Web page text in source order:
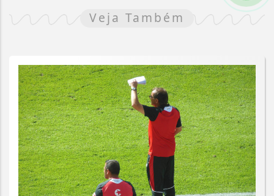
Veja Também